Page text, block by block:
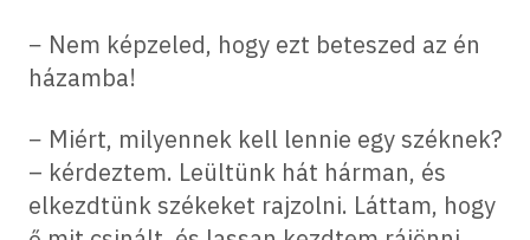
− Nem képzeled, hogy ezt beteszed az én
házamba!
− Miért, milyennek kell lennie egy széknek?
– kérdeztem. Leültünk hát hárman, és
elkezdtünk székeket rajzolni. Láttam, hogy